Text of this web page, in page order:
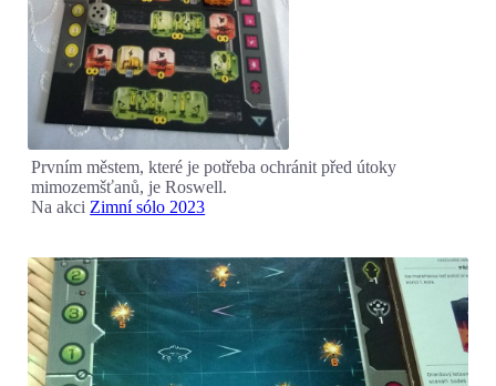
Prvním městem, které je potřeba ochránit před útoky
mimozemšťanů, je Roswell.
Na akci Zimní sólo 2023